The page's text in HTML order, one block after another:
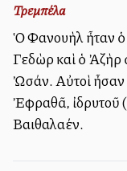
Τρεμπέλα
Ὁ Φανουὴλ ἦταν ὁ
Γεδὼρ καὶ ὁ Ἀζὴρ
Ὠσάν. Αὐτοὶ ἦσαν
Ἐφραθᾶ, ἰδρυτοῦ
Βαιθαλαέν.